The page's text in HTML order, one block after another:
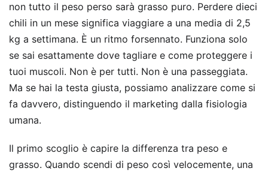
non tutto il peso perso sarà grasso puro. Perdere dieci
chili in un mese significa viaggiare a una media di 2,5
kg a settimana. È un ritmo forsennato. Funziona solo
se sai esattamente dove tagliare e come proteggere i
tuoi muscoli. Non è per tutti. Non è una passeggiata.
Ma se hai la testa giusta, possiamo analizzare come si
fa davvero, distinguendo il marketing dalla fisiologia
umana.
Il primo scoglio è capire la differenza tra peso e
grasso. Quando scendi di peso così velocemente, una